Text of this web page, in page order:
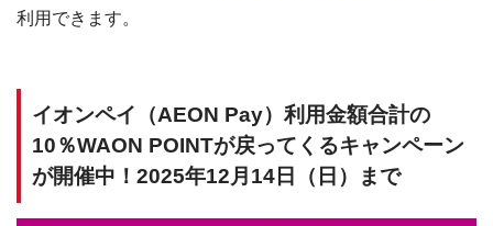
利用できます。
イオンペイ（AEON Pay）利用金額合計の
10％WAON POINTが戻ってくるキャンペーン
が開催中！2025年12月14日（日）まで